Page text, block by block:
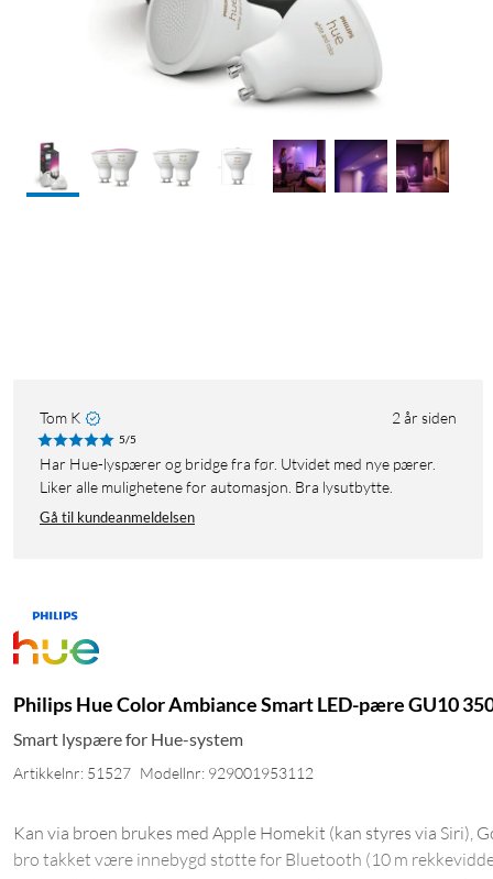
Tom K 2 år siden
5/5
Har Hue-lyspærer og bridge fra før. Utvidet med nye pærer.
Liker alle mulighetene for automasjon. Bra lysutbytte.
Gå til kundeanmeldelsen
Philips Hue Color Ambiance Smart LED-pære GU10
Smart lyspære for Hue-system
Artikkelnr: 51527 Modellnr: 929001953112
Kan via broen brukes med Apple Homekit (kan styres via Siri),
bro takket være innebygd støtte for Bluetooth (10 m